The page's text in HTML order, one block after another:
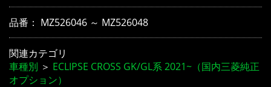
品番： MZ526046 ～ MZ526048
関連カテゴリ
車種別 ＞ ECLIPSE CROSS GK/GL系 2021~（国内三菱純正
オプション）